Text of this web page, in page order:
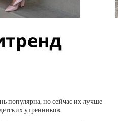
популярна, но сейчас их лучше
утренников.